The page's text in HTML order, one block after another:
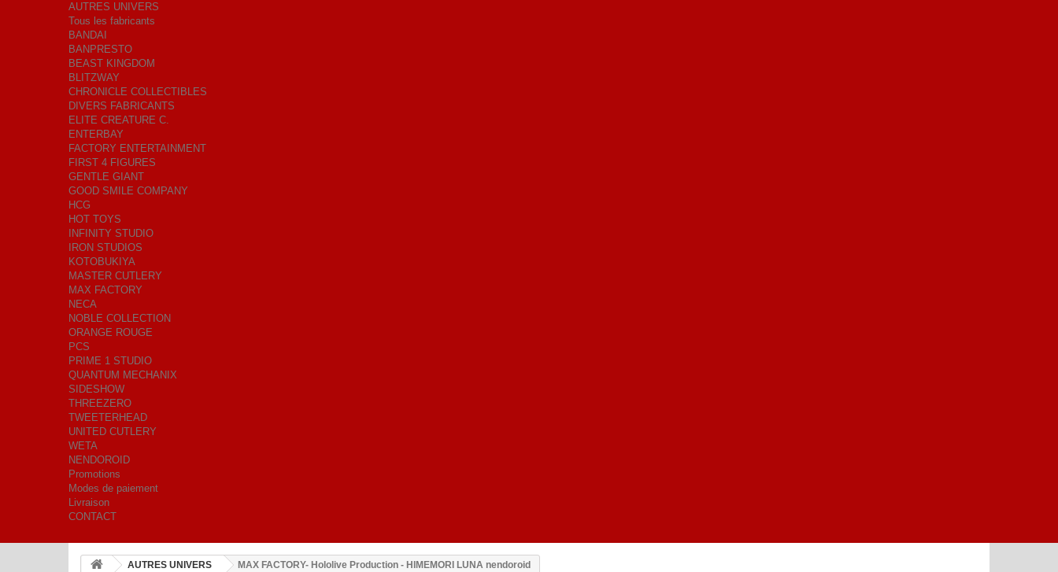
AUTRES UNIVERS
Tous les fabricants
BANDAI
BANPRESTO
BEAST KINGDOM
BLITZWAY
CHRONICLE COLLECTIBLES
DIVERS FABRICANTS
ELITE CREATURE C.
ENTERBAY
FACTORY ENTERTAINMENT
FIRST 4 FIGURES
GENTLE GIANT
GOOD SMILE COMPANY
HCG
HOT TOYS
INFINITY STUDIO
IRON STUDIOS
KOTOBUKIYA
MASTER CUTLERY
MAX FACTORY
NECA
NOBLE COLLECTION
ORANGE ROUGE
PCS
PRIME 1 STUDIO
QUANTUM MECHANIX
SIDESHOW
THREEZERO
TWEETERHEAD
UNITED CUTLERY
WETA
NENDOROID
Promotions
Modes de paiement
Livraison
CONTACT
AUTRES UNIVERS MAX FACTORY- Hololive Production - HIMEMORI LUNA nendoroid